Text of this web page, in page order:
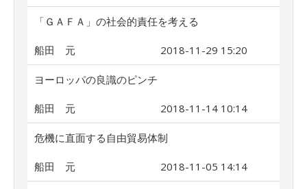
「ＧＡＦＡ」の社会的責任を考える
船田 元 2018-11-29 15:20
ヨーロッパの良識のピンチ
船田 元 2018-11-14 10:14
危機に直面する自由貿易体制
船田 元 2018-11-05 14:14